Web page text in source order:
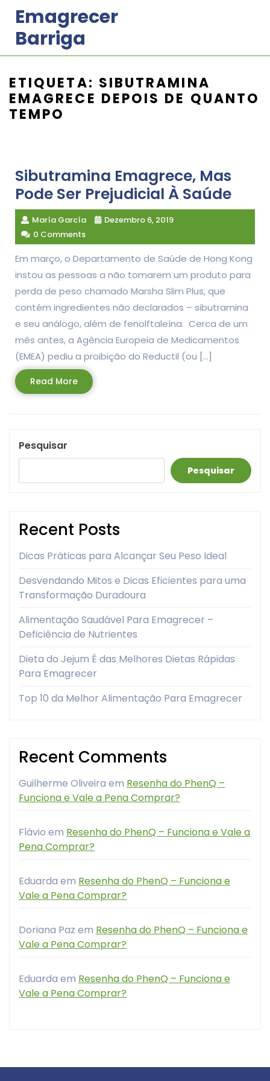
content
Emagrecer
Barriga
ETIQUETA: SIBUTRAMINA
EMAGRECE DEPOIS DE QUANTO
TEMPO
Sibutramina Emagrece, Mas
Pode Ser Prejudicial À Saúde
María García
Dezembro 6, 2019
0 Comments
Em março, o Departamento de Saúde de Hong Kong
instou as pessoas a não tomarem um produto para
perda de peso chamado Marsha Slim Plus, que
contém ingredientes não declarados – sibutramina
e seu análogo, além de fenolftaleína. Cerca de um
mês antes, a Agência Europeia de Medicamentos
(EMEA) pediu a proibição do Reductil (ou […]
Read MoreRead
More
Pesquisar
Pesquisar
Recent Posts
Dicas Práticas para Alcançar Seu Peso Ideal
Desvendando Mitos e Dicas Eficientes para uma
Transformação Duradoura
Alimentação Saudável Para Emagrecer –
Deficiência de Nutrientes
Dieta do Jejum É das Melhores Dietas Rápidas
Para Emagrecer
Top 10 da Melhor Alimentação Para Emagrecer
Recent Comments
Guilherme Oliveira em Resenha do PhenQ –
Funciona e Vale a Pena Comprar?
Flávio em Resenha do PhenQ – Funciona e Vale a
Pena Comprar?
Eduarda em Resenha do PhenQ – Funciona e
Vale a Pena Comprar?
Doriana Paz em Resenha do PhenQ – Funciona e
Vale a Pena Comprar?
Eduarda em Resenha do PhenQ – Funciona e
Vale a Pena Comprar?